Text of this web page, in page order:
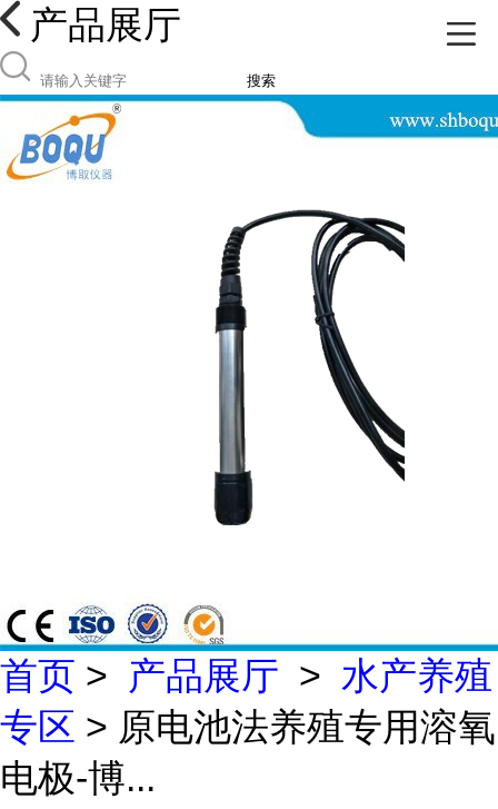
产品展厅
搜索
首页 > 产品展厅 > 水产养殖
专区 > 原电池法养殖专用溶氧
电极-博...